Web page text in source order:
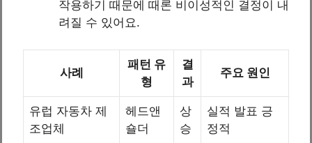
작용하기 때문에 때론 비이성적인 결정이 내
려질 수 있어요.
사례
패턴 유
형
결
과
주요 원인
유럽 자동차 제
조업체
헤드앤
숄더
상
승
실적 발표 긍
정적